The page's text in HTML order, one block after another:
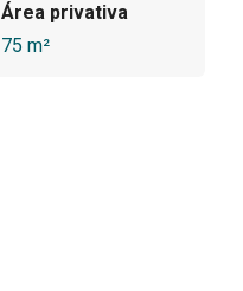
Área privativa
75 m²